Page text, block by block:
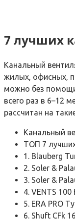
7 лучших
Канальный
жилых, офисных,
можно без помощи
всего раз в 6–12
рассчитан на
Канальный
ТОП 7
1. Blauberg
2. Soler &
3. Soler &
4. VENTS
5. ERA PRO
6. Shuft CFk